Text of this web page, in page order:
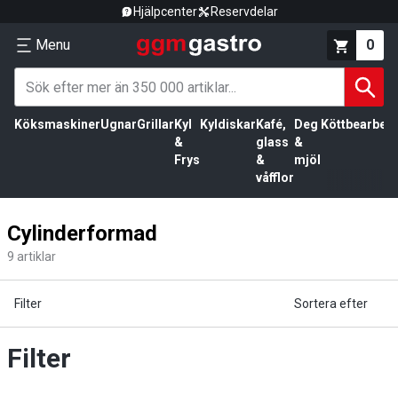
Hjälpcenter Reservdelar
Menu 0
KöksmaskinerUgnarGrillar Kyl
&
Frys
Kyldiskar Kafé,
glass
&
våfflor
Deg
&
mjöl
Cylinderformad
9 artiklar
Filter Sortera efter
Filter